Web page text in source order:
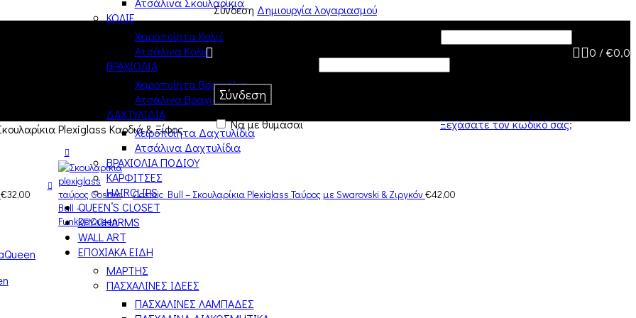
Σύνδεση Δημιουργία λογαριασμού
Όνομα χρήστη ή διεύθυνση email
Σύνδεση
Ξεχάσατε τον κωδικό σας;
Να με θυμάσαι
0 /€
ΚΟΛΙΕ
Χειροποίητα Κολιέ
Ατσάλινα Κολιέ
ΒΡΑΧΙΟΛΙΑ
Χειροποίητα Βραχιόλια
Ατσάλινα Βραχιόλια
ΔΑΧΤΥΛΙΔΙΑ
Χειροποίητα Δαχτυλίδια
Ατσάλινα Δαχτυλίδια
ΒΡΑΧΙΟΛΙΑ ΠΟΔΙΟΥ
ΚΑΡΦΙΤΣΕΣ
HAIRCLIPS
QUEEN’S CLOSET
KEY CHARMS
WALL ART
ΕΠΟΧΙΑΚΑ ΕΙΔΗ
ΜΑΡΤΗΣ
ΠΑΣΧΑΛΙΝΕΣ ΙΔΕΕΣ
ΠΑΣΧΑΛΙΝΕΣ ΛΑΜΠΑΔΕΣ
Plexiglass Καρδιά & Ξίφος
€32,00 Cosmic Bull – Σκουλαρίκια Plexiglass Ταύρος με Swarovski & Ζιργκόν€42,00